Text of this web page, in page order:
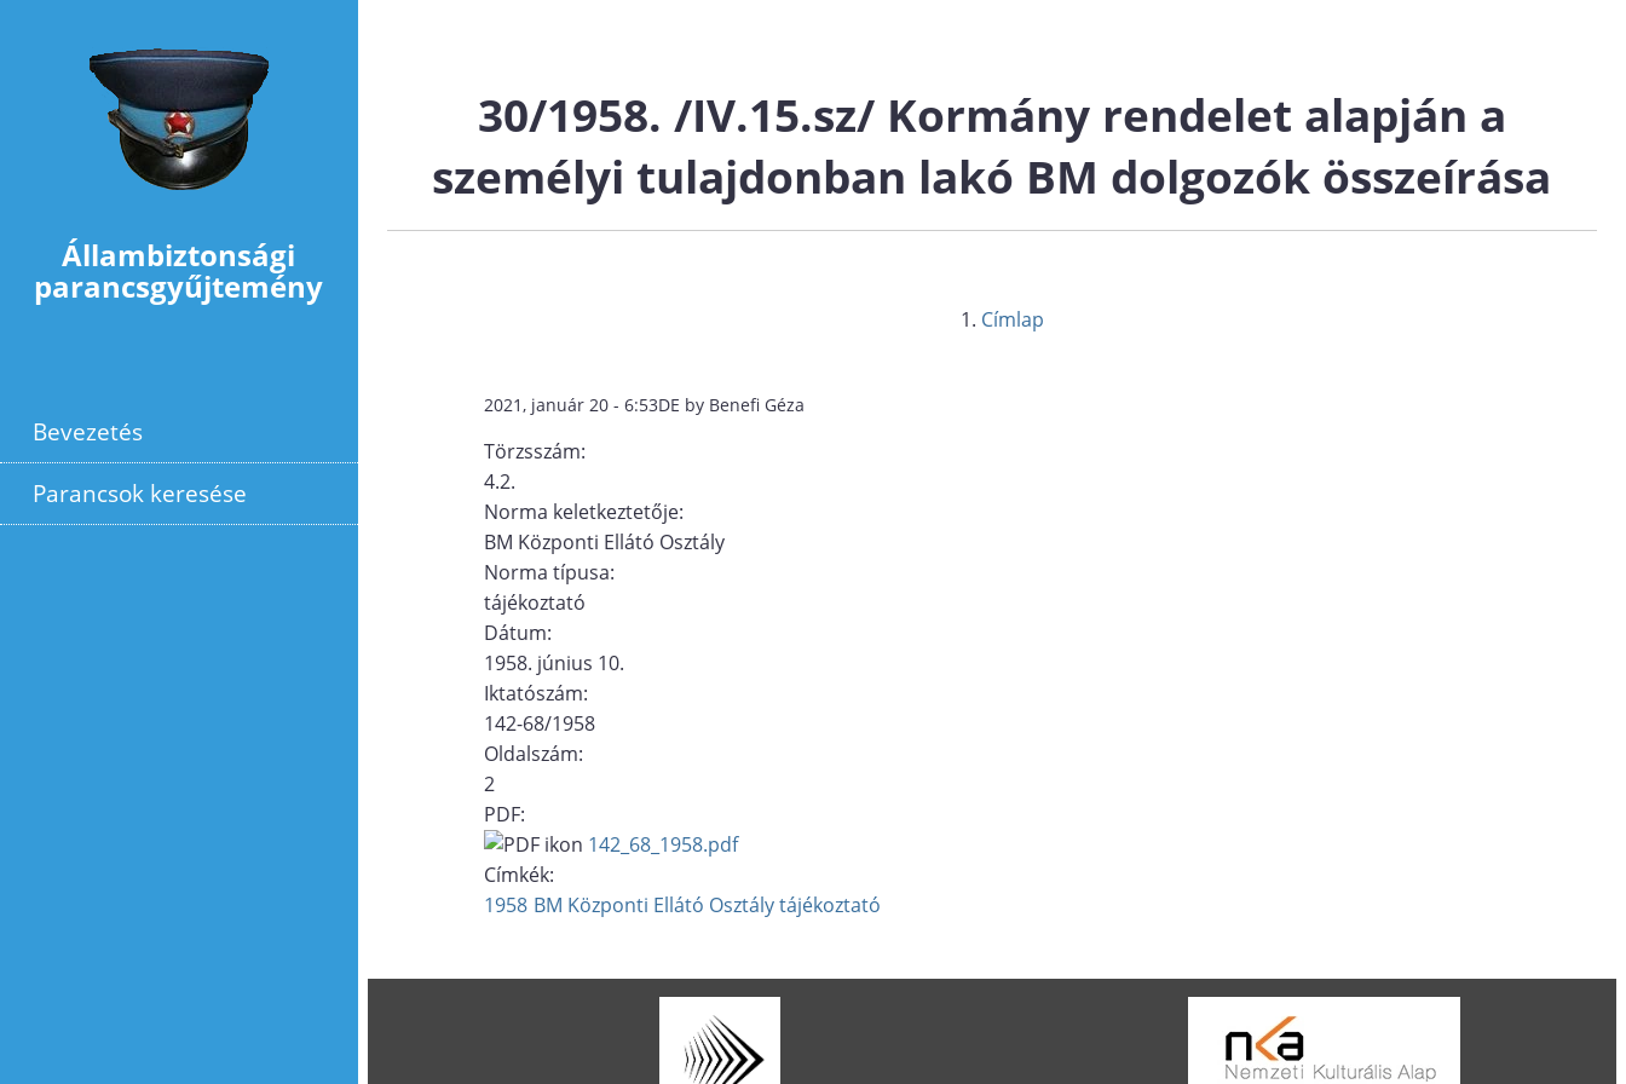
Állambiztonsági
parancsgyűjtemény
Bevezetés
Parancsok keresése
30/1958. /IV.15.sz/ Kormány rendelet alapján a
személyi tulajdonban lakó BM dolgozók összeírása
Címlap
2021, január 20 - 6:53DE by Benefi Géza
Törzsszám:
4.2.
Norma keletkeztetője:
BM Központi Ellátó Osztály
Norma típusa:
tájékoztató
Dátum:
1958. június 10.
Iktatószám:
142-68/1958
Oldalszám:
2
PDF:
142_68_1958.pdf
Címkék:
1958 BM Központi Ellátó Osztály tájékoztató